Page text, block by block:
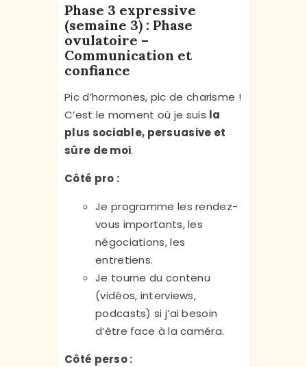
Phase 3 expressive
(semaine 3) : Phase
ovulatoire –
Communication et
confiance
Pic d’hormones, pic de charisme !
C’est le moment où je suis la
plus sociable, persuasive et
sûre de moi.
Côté pro :
Je programme les rendez-
vous importants, les
négociations, les
entretiens.
Je tourne du contenu
(vidéos, interviews,
podcasts) si j’ai besoin
d’être face à la caméra.
Côté perso :